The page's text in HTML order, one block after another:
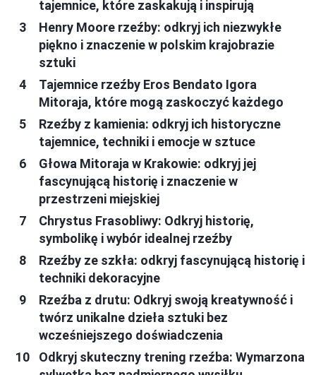
tajemnice, które zaskakują i inspirują
Henry Moore rzeźby: odkryj ich niezwykłe
piękno i znaczenie w polskim krajobrazie
sztuki
Tajemnice rzeźby Eros Bendato Igora
Mitoraja, które mogą zaskoczyć każdego
Rzeźby z kamienia: odkryj ich historyczne
tajemnice, techniki i emocje w sztuce
Głowa Mitoraja w Krakowie: odkryj jej
fascynującą historię i znaczenie w
przestrzeni miejskiej
Chrystus Frasobliwy: Odkryj historię,
symbolikę i wybór idealnej rzeźby
Rzeźby ze szkła: odkryj fascynującą historię i
techniki dekoracyjne
Rzeźba z drutu: Odkryj swoją kreatywność i
twórz unikalne dzieła sztuki bez
wcześniejszego doświadczenia
Odkryj skuteczny trening rzeźba: Wymarzona